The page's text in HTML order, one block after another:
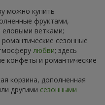
можно купить
фруктами,
еловыми ветками;
романтические сезонные
любви; здесь
конфеты и романтические
корзина, дополненная
другими сезонными